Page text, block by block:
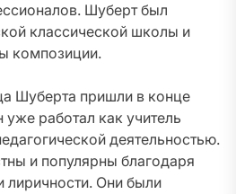
Шуберт был
классической школы и
композиции.
Шуберта пришли в конце
уже работал как учитель
деятельностью.
и популярны благодаря
лиричности. Они были